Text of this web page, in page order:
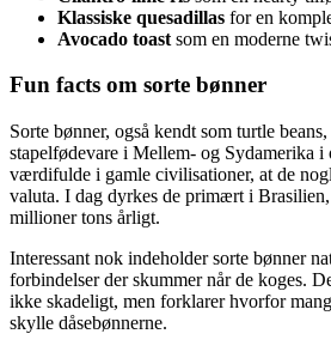
Klassiske quesadillas for en
Avocado toast som en moderne
Fun facts om sorte bønner
Sorte bønner, også kendt som turtle
stapelfødevare i Mellem- og Sydamerika i
værdifulde i gamle civilisationer, at de
valuta. I dag dyrkes de primært i
millioner tons årligt.
Interessant nok indeholder sorte bønner
forbindelser der skummer når de koges.
ikke skadeligt, men forklarer hvorfor
skylle dåsebønnerne.